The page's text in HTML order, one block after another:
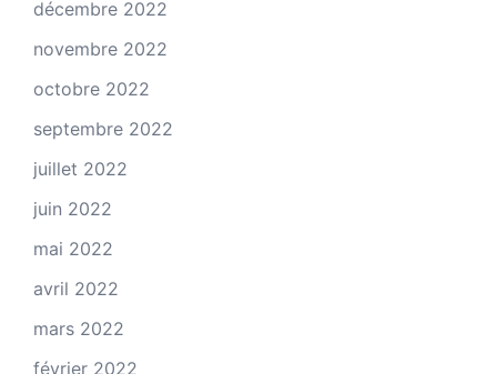
décembre 2022
novembre 2022
octobre 2022
septembre 2022
juillet 2022
juin 2022
mai 2022
avril 2022
mars 2022
février 2022